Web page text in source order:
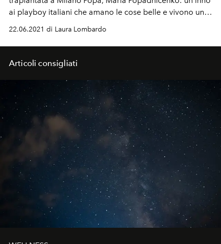
ai playboy italiani che amano le cose belle e vivono una
vita all’insegna del benessere personale, senza mai
22.06.2021 di Laura Lombardo
Articoli consigliati